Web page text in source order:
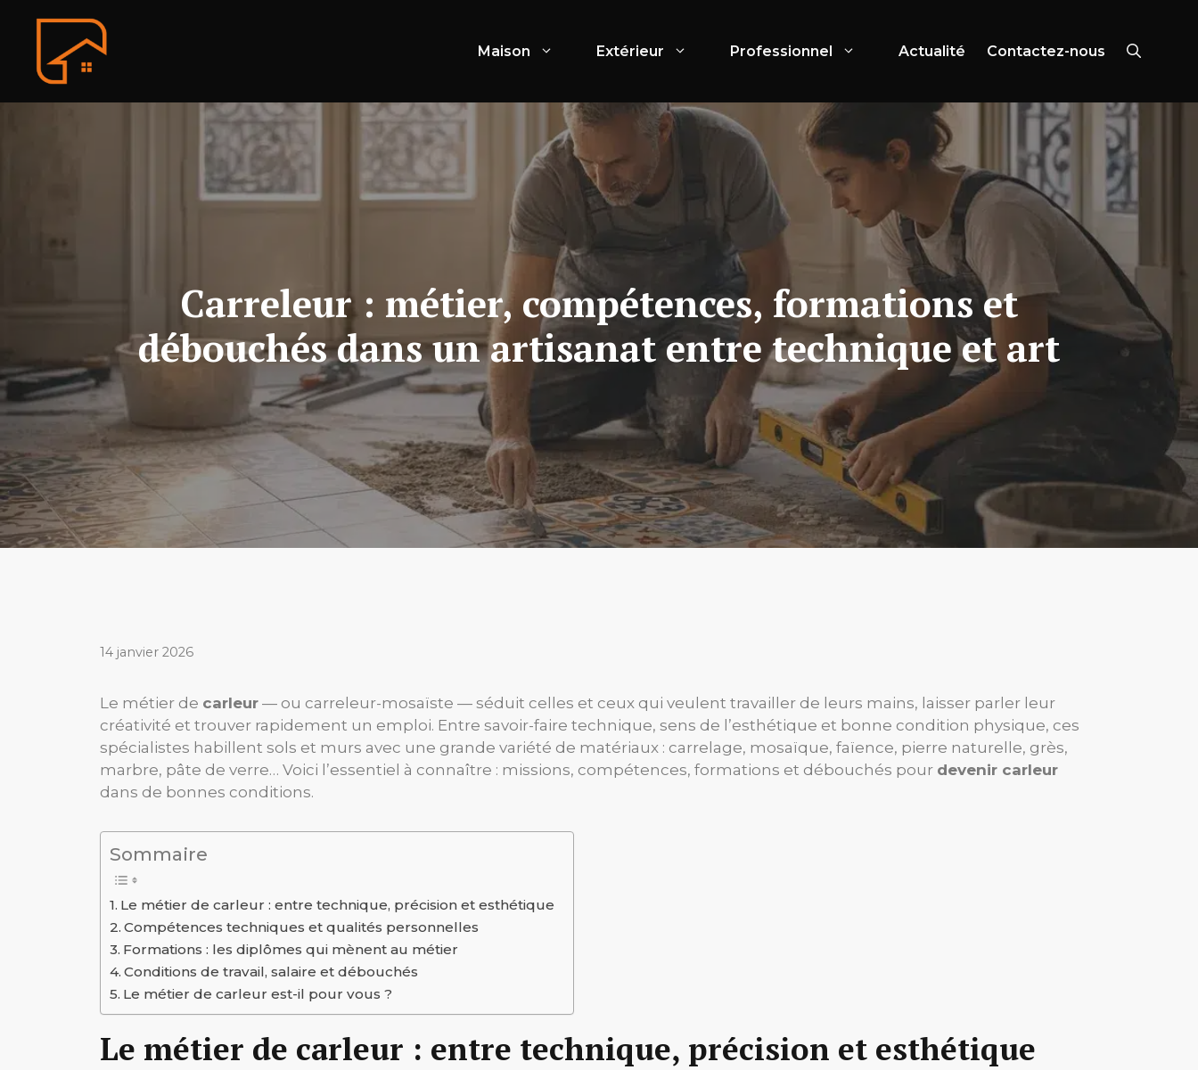
contenu
Maison Extérieur Professionnel Actualité Contactez-nous
Carreleur : métier, compétences, formations et
débouchés dans un artisanat entre technique et art
14 janvier 2026
Le métier de carleur — ou carreleur-mosaïste — séduit celles et ceux qui veulent travailler de leurs mains, laisser parler leur
créativité et trouver rapidement un emploi. Entre savoir-faire technique, sens de l’esthétique et bonne condition physique, ces
spécialistes habillent sols et murs avec une grande variété de matériaux : carrelage, mosaïque, faïence, pierre naturelle, grès,
marbre, pâte de verre… Voici l’essentiel à connaître : missions, compétences, formations et débouchés pour devenir carleur
dans de bonnes conditions.
Sommaire
Le métier de carleur : entre technique, précision et esthétique
Compétences techniques et qualités personnelles
Formations : les diplômes qui mènent au métier
Conditions de travail, salaire et débouchés
Le métier de carleur est-il pour vous ?
Le métier de carleur : entre technique, précision et esthétique